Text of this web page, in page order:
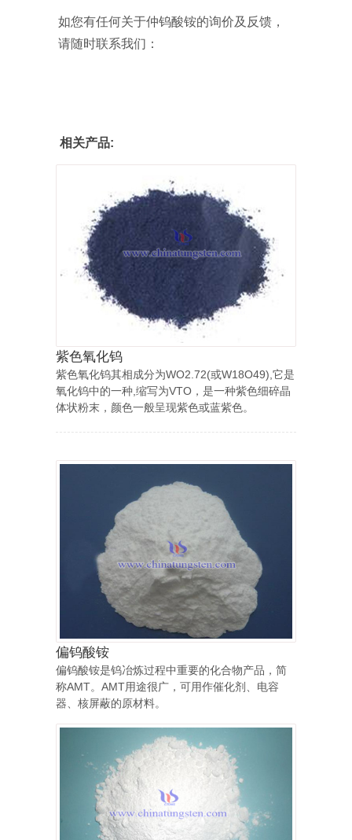
如您有任何关于仲钨酸铵的询价及反馈，
请随时联系我们：
相关产品:
紫色氧化钨
紫色氧化钨其相成分为WO2.72(或W18O49),它是
氧化钨中的一种,缩写为VTO，是一种紫色细碎晶
体状粉末，颜色一般呈现紫色或蓝紫色。
偏钨酸铵
偏钨酸铵是钨冶炼过程中重要的化合物产品，简
称AMT。AMT用途很广，可用作催化剂、电容
器、核屏蔽的原材料。